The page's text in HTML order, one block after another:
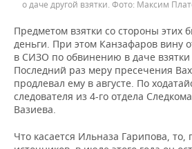
о даче другой взятки. Максим
Предметом взятки со стороны этих
деньги. При этом Канзафаров вину
в СИЗО по обвинению в даче
Последний раз меру пресечения
продлевал ему в августе. По
следователя из 4-го отдела
Вазиева.
Что касается Ильназа Гарипова,